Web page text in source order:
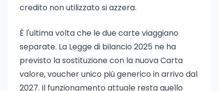
credito non utilizzato si azzera.
È l'ultima volta che le due carte viaggiano
separate. La Legge di bilancio 2025 ne ha
previsto la sostituzione con la nuova Carta
valore, voucher unico più generico in arrivo dal
2027. Il funzionamento attuale resta quello